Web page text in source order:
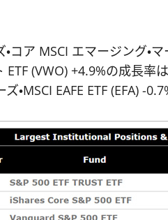
コア MSCI エマージング・
ETF (VWO) +4.9%の成長率
・MSCI EAFE ETF (EFA) -